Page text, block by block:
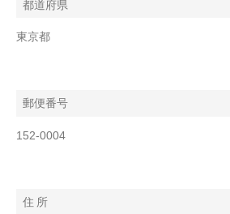
都道府県
東京都
郵便番号
152-0004
住 所